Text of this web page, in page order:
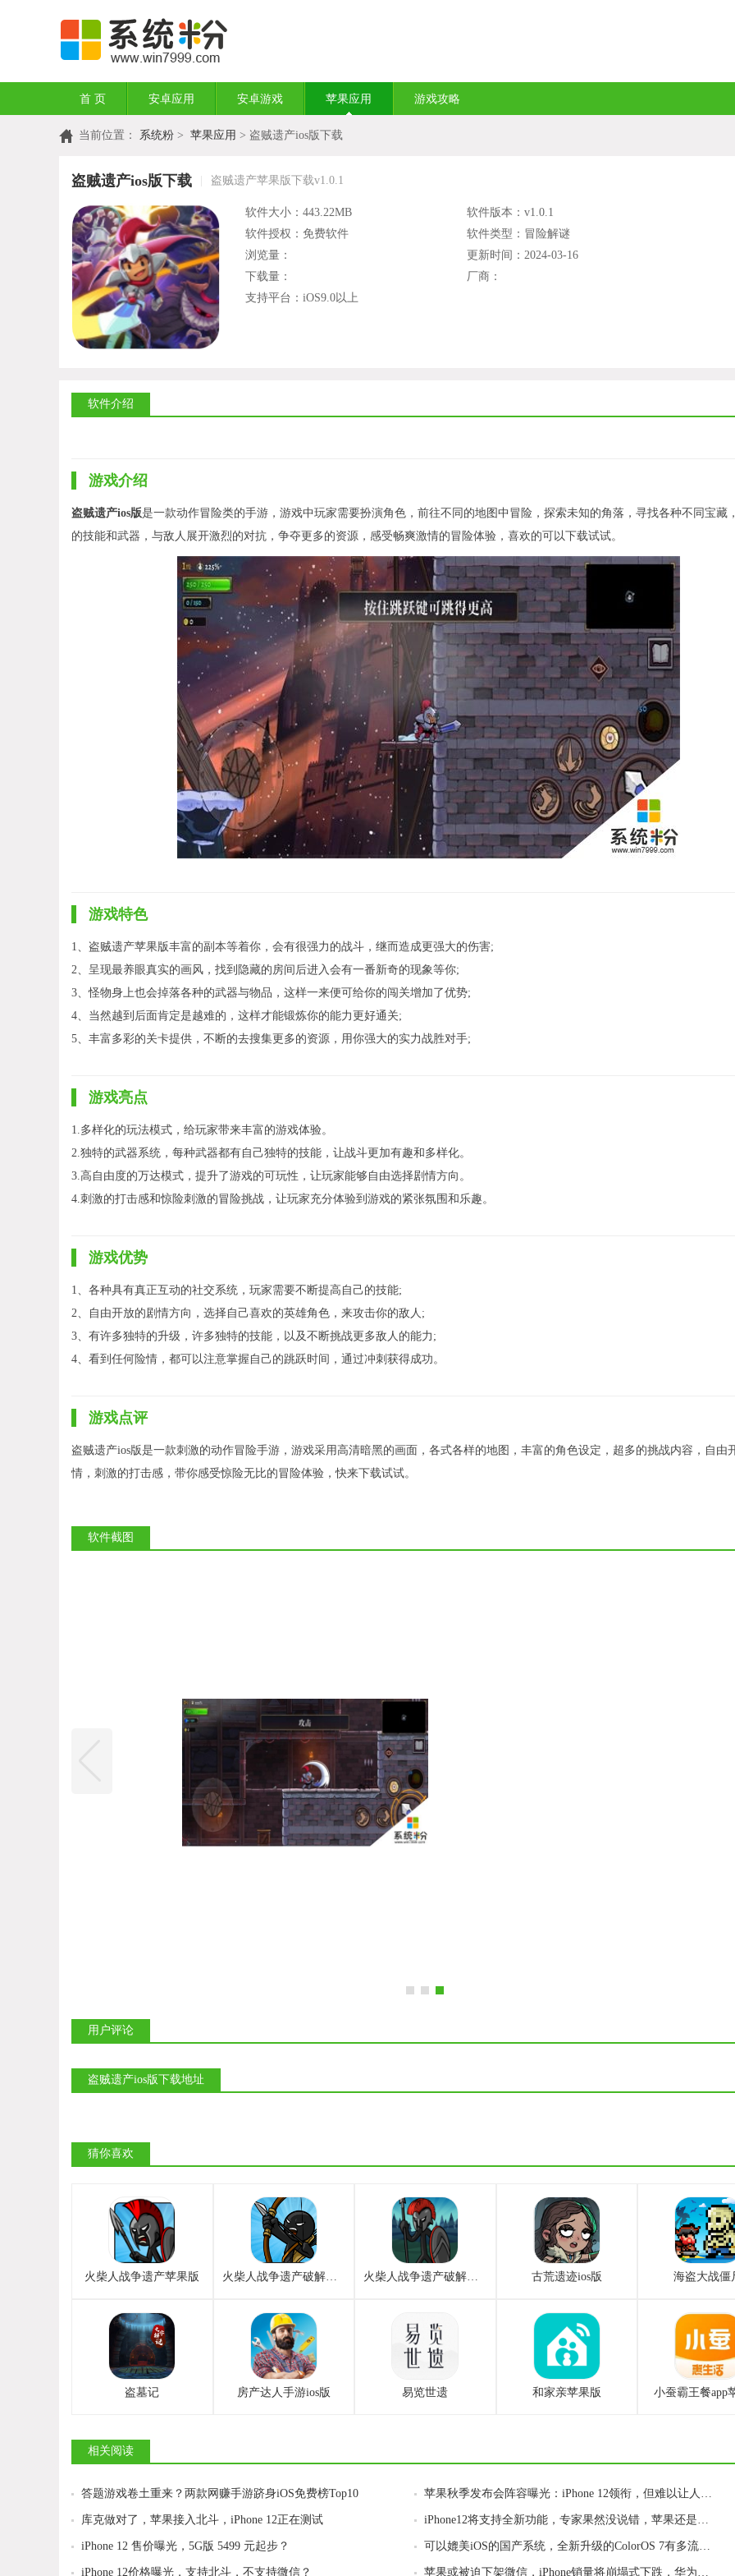
首 页 安卓应用 安卓游戏 苹果应用 游戏攻略
当前位置： 系统粉 > 苹果应用 > 盗贼遗产ios版下载
盗贼遗产ios版下载 盗贼遗产苹果版下载v1.0.1
软件大小：443.22MB
软件授权：免费软件
浏览量：
下载量：
软件版本：v1.0.1
软件类型：冒险解谜
更新时间：2024-03-16
厂商：
支持平台：iOS9.0以上
软件介绍
游戏介绍
盗贼遗产ios版是一款动作冒险类的手游，游戏中玩家需要扮演角色，前往不同的地图中冒险，探索未知的角落，寻找各种不同宝藏
的技能和武器，与敌人展开激烈的对抗，争夺更多的资源，感受畅爽激情的冒险体验，喜欢的可以下载试试。
游戏特色
1、盗贼遗产苹果版丰富的副本等着你，会有很强力的战斗，继而造成更强大的伤害;
2、呈现最养眼真实的画风，找到隐藏的房间后进入会有一番新奇的现象等你;
3、怪物身上也会掉落各种的武器与物品，这样一来便可给你的闯关增加了优势;
4、当然越到后面肯定是越难的，这样才能锻炼你的能力更好通关;
5、丰富多彩的关卡提供，不断的去搜集更多的资源，用你强大的实力战胜对手;
游戏亮点
1.多样化的玩法模式，给玩家带来丰富的游戏体验。
2.独特的武器系统，每种武器都有自己独特的技能，让战斗更加有趣和多样化。
3.高自由度的万达模式，提升了游戏的可玩性，让玩家能够自由选择剧情方向。
4.刺激的打击感和惊险刺激的冒险挑战，让玩家充分体验到游戏的紧张氛围和乐趣。
游戏优势
1、各种具有真正互动的社交系统，玩家需要不断提高自己的技能;
2、自由开放的剧情方向，选择自己喜欢的英雄角色，来攻击你的敌人;
3、有许多独特的升级，许多独特的技能，以及不断挑战更多敌人的能力;
4、看到任何险情，都可以注意掌握自己的跳跃时间，通过冲刺获得成功。
游戏点评
盗贼遗产ios版是一款刺激的动作冒险手游，游戏采用高清暗黑的画面，各式各样的地图，丰富的角色设定，超多的挑战内容，自由
情，刺激的打击感，带你感受惊险无比的冒险体验，快来下载试试。
软件截图
用户评论
盗贼遗产ios版下载地址
猜你喜欢
火柴人战争遗产苹果版 火柴人战争遗产破解版苹果版 火柴人战争遗产破解版光环手游 古荒遗迹ios版 海盗大战僵
盗墓记 房产达人手游ios版 易览世遗 和家亲苹果版 小蚕霸王餐app
相关阅读
答题游戏卷土重来？两款网赚手游跻身iOS免费榜Top10 苹果秋季发布会阵容曝光：iPhone 12领衔，但难以让人感到惊喜
​库克做对了，苹果接入北斗，iPhone 12正在测试 iPhone12将支持全新功能，专家果然没说错，苹果还是妥协了？
iPhone 12 售价曝光，5G版 5499 元起步？ 可以媲美iOS的国产系统，全新升级的ColorOS 7有多流畅？
iPhone 12价格曝光，支持北斗，不支持微信？ 苹果或被迫下架微信，iPhone销量将崩塌式下跌，华为成最大受益者